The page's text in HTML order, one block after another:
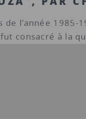
de l’année 1985-
consacré à la